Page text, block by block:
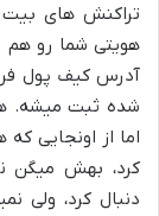
تراکنش های بیت
هویتی شما رو هم
آدرس کیف پول
شده ثبت میشه.
اما از اونجایی
کرد، بهش میگن
دنبال کرد، ولی